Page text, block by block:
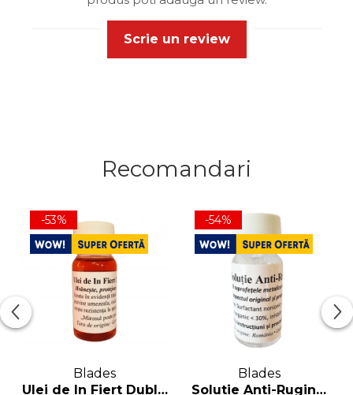
Scrie un review
Recomandari
-53%
Blades
Ulei de In Fiert Dublu
-54%
Blades
Solutie Anti-Rugina,